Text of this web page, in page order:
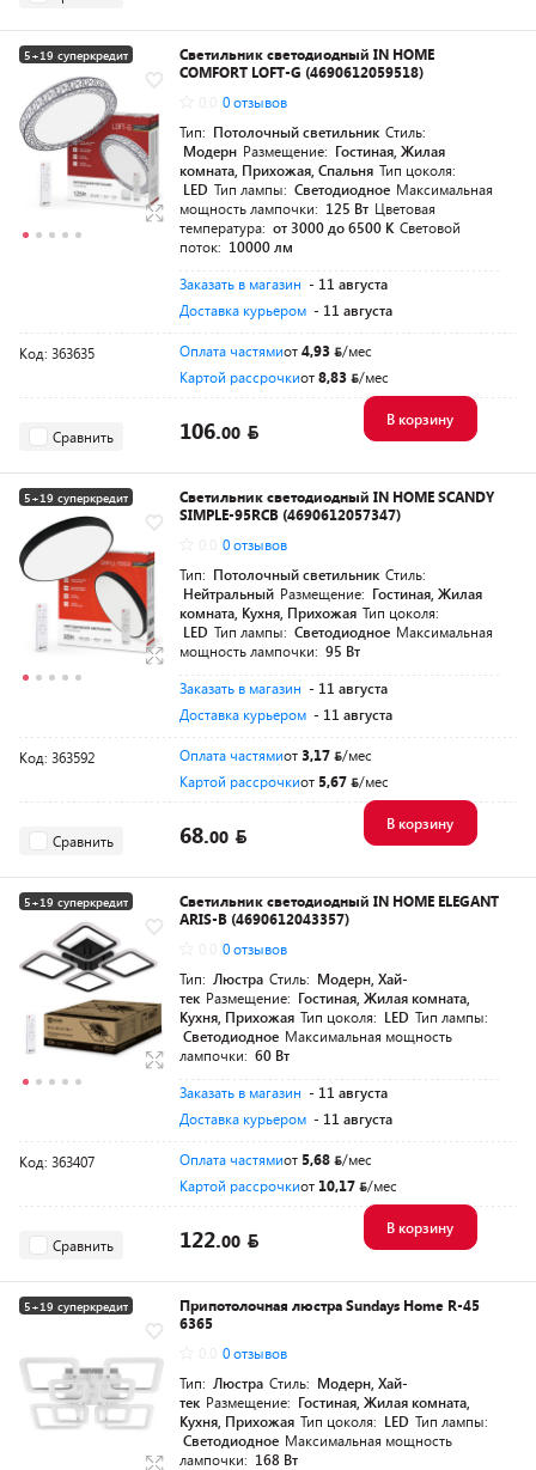
5+19 суперкредит
Разумная цена
Светильник светодиодный IN HOME
COMFORT LOFT-G (4690612059518)
0 отзывов
Тип: Потолочный светильник Стиль:
Модерн Размещение: Гостиная, Жилая
комната, Прихожая, Спальня Тип цоколя:
LED Тип лампы: Светодиодное Максимальная
мощность лампочки: 125 Вт Цветовая
температура: от 3000 до 6500 K Световой
поток: 10000 лм
Заказать в магазин - 11 августа
Доставка курьером - 11 августа
Код: 363635 Оплата частямиот4,93
/мес
Картой рассрочкиот8,83 /мес
Сравнить 106.00
В корзину
5+19 суперкредит
Разумная цена
Светильник светодиодный IN HOME SCANDY
SIMPLE-95RCB (4690612057347)
0 отзывов
Тип: Потолочный светильник Стиль:
Нейтральный Размещение: Гостиная, Жилая
комната, Кухня, Прихожая Тип цоколя:
LED Тип лампы: Светодиодное Максимальная
мощность лампочки: 95 Вт
Заказать в магазин - 11 августа
Доставка курьером - 11 августа
Код: 363592 Оплата частямиот3,17
/мес
Картой рассрочкиот 5,67 /мес
Сравнить 68.00
В корзину
5+19 суперкредит
Разумная цена
Светильник светодиодный IN HOME ELEGANT
ARIS-B (4690612043357)
0 отзывов
Тип: Люстра Стиль: Модерн, Хай-
тек Размещение: Гостиная, Жилая комната,
Кухня, Прихожая Тип цоколя: LED Тип лампы:
Светодиодное Максимальная мощность
лампочки: 60 Вт
Заказать в магазин - 11 августа
Доставка курьером - 11 августа
Код: 363407 Оплата частямиот 5,68
/мес
Картой рассрочкиот 10,17 /мес
Сравнить 122.00
В корзину
5+19 суперкредит
Припотолочная люстра Sundays Home R-45
6365
0 отзывов
Тип: Люстра Стиль: Модерн, Хай-
тек Размещение: Гостиная, Жилая комната,
Кухня, Прихожая Тип цоколя: LED Тип лампы:
Светодиодное Максимальная мощность
лампочки: 168 Вт